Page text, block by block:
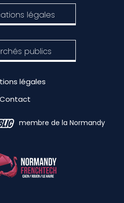
légales
publics
légales
Contact
membre de la Normandy